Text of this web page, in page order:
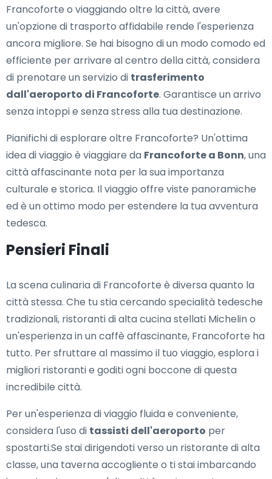
Francoforte o viaggiando oltre la città, avere
un'opzione di trasporto affidabile rende l'esperienza
ancora migliore. Se hai bisogno di un modo comodo ed
efficiente per arrivare al centro della città, considera
di prenotare un servizio di trasferimento
dall'aeroporto di Francoforte. Garantisce un arrivo
senza intoppi e senza stress alla tua destinazione.
Pianifichi di esplorare oltre Francoforte? Un'ottima
idea di viaggio è viaggiare da Francoforte a Bonn, una
città affascinante nota per la sua importanza
culturale e storica. Il viaggio offre viste panoramiche
ed è un ottimo modo per estendere la tua avventura
tedesca.
Pensieri Finali
La scena culinaria di Francoforte è diversa quanto la
città stessa. Che tu stia cercando specialità tedesche
tradizionali, ristoranti di alta cucina stellati Michelin o
un'esperienza in un caffè affascinante, Francoforte ha
tutto. Per sfruttare al massimo il tuo viaggio, esplora i
migliori ristoranti e goditi ogni boccone di questa
incredibile città.
Per un'esperienza di viaggio fluida e conveniente,
considera l'uso di tassisti dell'aeroporto per
spostarti.Se stai dirigendoti verso un ristorante di alta
classe, una taverna accogliente o ti stai imbarcando